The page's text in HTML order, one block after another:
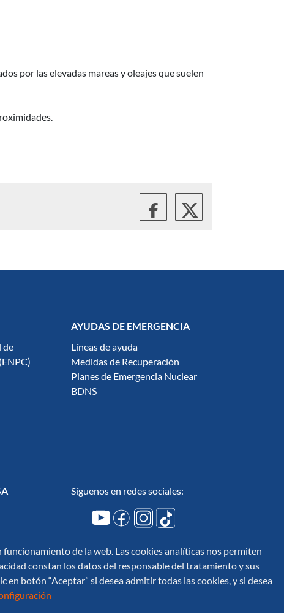
por las elevadas mareas y oleajes que suelen
de
AYUDAS DE EMERGENCIA
Líneas de ayuda
Medidas de Recuperación
Planes de Emergencia Nuclear
BDNS
Síguenos en redes sociales:
de la web. Las cookies analíticas nos permiten
constan los datos del responsable del tratamiento y sus
botón “Aceptar” si desea admitir todas las cookies, y si desea